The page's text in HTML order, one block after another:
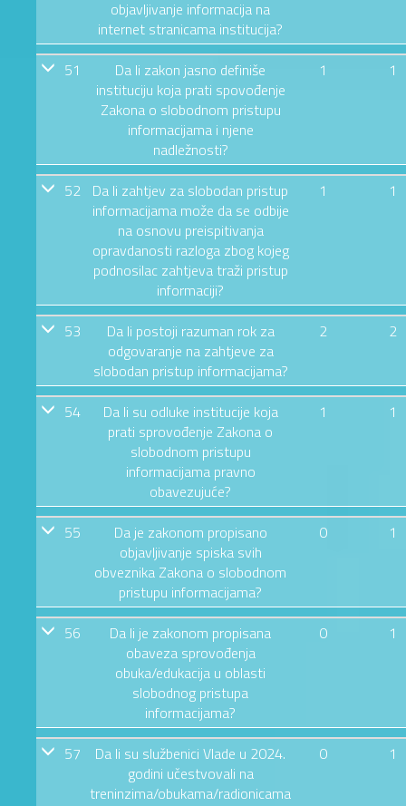
objavljivanje informacija na
internet stranicama institucija?
51
Da li zakon jasno definiše
instituciju koja prati spovođenje
Zakona o slobodnom pristupu
informacijama i njene
nadležnosti?
1 1
52 Da li zahtjev za slobodan pristup
informacijama može da se odbije
na osnovu preispitivanja
opravdanosti razloga zbog kojeg
podnosilac zahtjeva traži pristup
informaciji?
1 1
53
Da li postoji razuman rok za
odgovaranje na zahtjeve za
slobodan pristup informacijama?
2 2
54
Da li su odluke institucije koja
prati sprovođenje Zakona o
slobodnom pristupu
informacijama pravno
obavezujuće?
1 1
55
Da je zakonom propisano
objavljivanje spiska svih
obveznika Zakona o slobodnom
pristupu informacijama?
0 1
56
Da li je zakonom propisana
obaveza sprovođenja
obuka/edukacija u oblasti
slobodnog pristupa
informacijama?
0 1
57
Da li su službenici Vlade u 2024.
godini učestvovali na
treninzima/obukama/radionicama
0 1